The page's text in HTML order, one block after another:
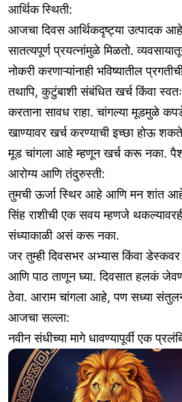
आर्थिक स्थिती:
आजचा दिवस आर्थिकदृष्ट्या उत्पादक
सातत्यपूर्ण प्रयत्नांमुळे मिळतो.
नोकरी करणाऱ्यांनाही भविष्यातील
तथापि, कुटुंबाशी संबंधित खर्च किंवा
करताना सावध राहा. चांगल्या मूडमुळे
खाण्यावर खर्च करण्याची इच्छा होऊ
मूड चांगला आहे म्हणून खर्च करू नका.
आरोग्य आणि तंदुरुस्ती:
तुमची ऊर्जा स्थिर आहे आणि मन शांत
सिंह राशीची एक सवय म्हणजे
संध्याकाळी असं करू नका.
जर तुम्ही दिवसभर अभ्यास किंवा
आणि पाठ ताणून घ्या. दिवसात हलकं
ठेवा. आराम चांगला आहे, पण सध्या
आजचा सल्ला:
नवीन संधीच्या मागे धावण्यापूर्वी एक